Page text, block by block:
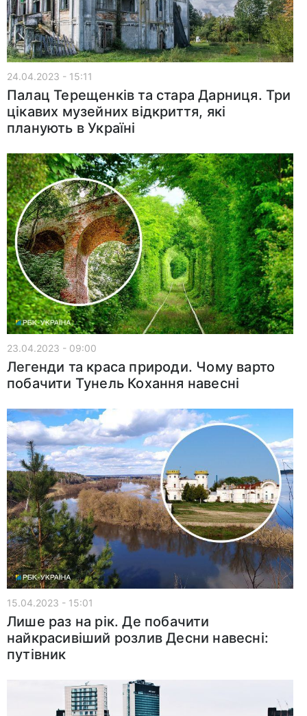
24.04.2023 - 15:11
Палац Терещенків та стара Дарниця. Три
цікавих музейних відкриття, які
планують в Україні
23.04.2023 - 09:00
Легенди та краса природи. Чому варто
побачити Тунель Кохання навесні
15.04.2023 - 15:01
Лише раз на рік. Де побачити
найкрасивіший розлив Десни навесні:
путівник